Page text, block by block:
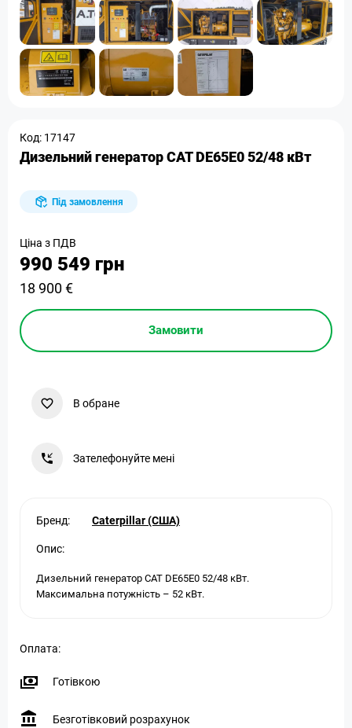
Код: 17147
Дизельний генератор CAT DE65E0 52/48 кВт
Під замовлення
Ціна з ПДВ
990 549 грн
18 900 €
Замовити
В обране
Зателефонуйте мені
Бренд: Caterpillar (США)
Опис:
Дизельний генератор CAT DE65E0 52/48 кВт.
Максимальна потужність – 52 кВт.
Оплата:
Готівкою
Безготівковий розрахунок